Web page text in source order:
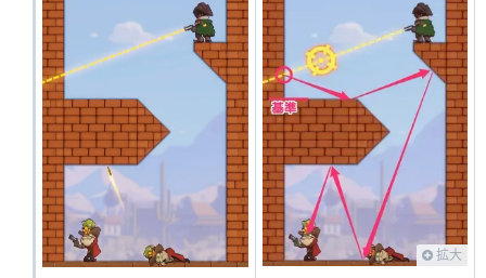
211 213 215 216 219 220
221 222 223 225 226 227 228 229 230
231 232 233 235 236 237 238 240
拡大